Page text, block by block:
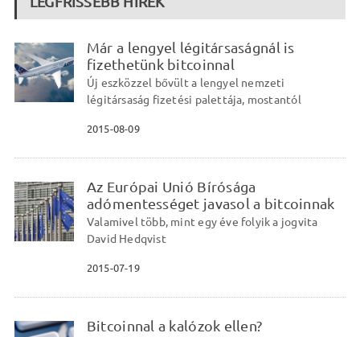
Már a lengyel légitársaságnál is
fizethetünk bitcoinnal
Új eszközzel bővült a lengyel nemzeti
légitársaság fizetési palettája, mostantól
2015-08-09
Az Európai Unió Bírósága
adómentességet javasol a bitcoinnak
Valamivel több, mint egy éve folyik a jogvita
David Hedqvist
2015-07-19
Bitcoinnal a kalózok ellen?